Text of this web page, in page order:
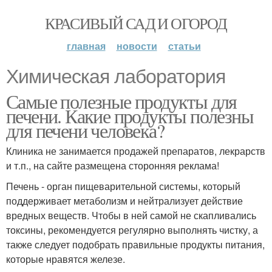
КРАСИВЫЙ САД И ОГОРОД
главная новости статьи
Химическая лаборатория
Самые полезные продукты для
печени. Какие продукты полезны
для печени человека?
Клиника не занимается продажей препаратов, лекрарств
и т.п., на сайте размещена сторонняя реклама!
Печень - орган пищеварительной системы, который
поддерживает метаболизм и нейтрализует действие
вредных веществ. Чтобы в ней самой не скапливались
токсины, рекомендуется регулярно выполнять чистку, а
также следует подобрать правильные продукты питания,
которые нравятся железе.